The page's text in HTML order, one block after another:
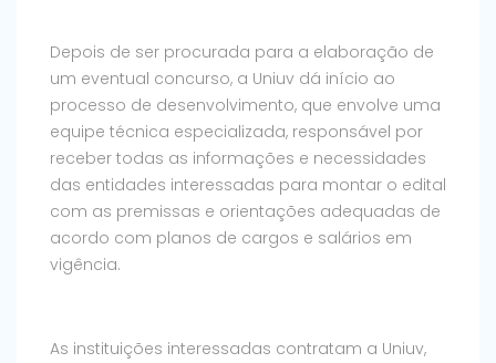
Depois de ser procurada para a elaboração de
um eventual concurso, a Uniuv dá início ao
processo de desenvolvimento, que envolve uma
equipe técnica especializada, responsável por
receber todas as informações e necessidades
das entidades interessadas para montar o edital
com as premissas e orientações adequadas de
acordo com planos de cargos e salários em
vigência.
As instituições interessadas contratam a Uniuv,